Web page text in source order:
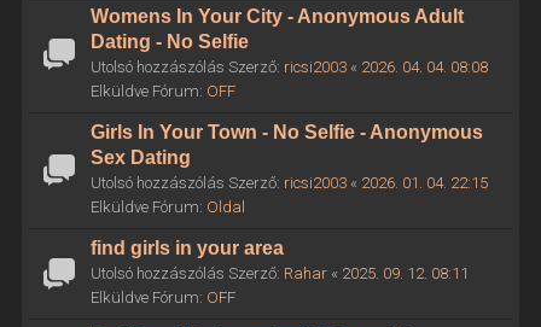
Womens In Your City - Anonymous Adult
Dating - No Selfie
Utolsó hozzászólás Szerző: ricsi2003« 2026. 04. 04. 08:08
Elküldve Fórum: OFF
Girls In Your Town - No Selfie - Anonymous
Sex Dating
Utolsó hozzászólás Szerző: ricsi2003« 2026. 01. 04. 22:15
Elküldve Fórum: Oldal
find girls in your area
Utolsó hozzászólás Szerző: Rahar« 2025. 09. 12. 08:11
Elküldve Fórum: OFF